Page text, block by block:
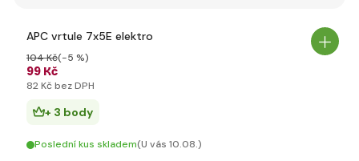
APC vrtule 7x5E elektro
99 Kč
104 Kč(-5 %)
82 Kč bez DPH
+ 3 body
Poslední kus skladem(U vás 10.08.)